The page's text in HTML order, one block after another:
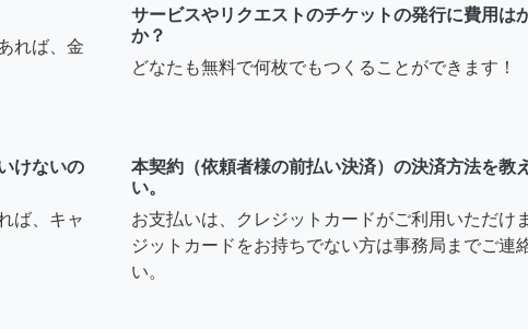
れば、金
サービスやリクエストのチケットの発行に費用は
か？
どなたも無料で何枚でもつくることができます！
けないの
ば、キャ
本契約（依頼者様の前払い決済）の決済方法を教
い。
お支払いは、クレジットカードがご利用いただけ
ジットカードをお持ちでない方は事務局までご連
い。